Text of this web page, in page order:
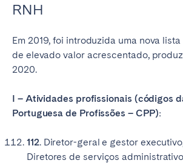
RNH
Em 2019, foi introduzida uma nova
de elevado valor acrescentado,
2020.
I – Atividades profissionais (códigos
Portuguesa de Profissões – CPP):
112. Diretor-geral e gestor
Diretores de serviços